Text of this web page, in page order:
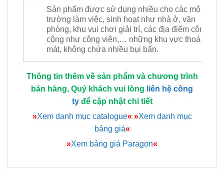
Sản phẩm được sử dụng nhiều cho các môi
trường làm việc, sinh hoạt như nhà ở, văn
phòng, khu vui chơi giải trí, các địa điểm công
cộng như công viên,… những khu vực thoáng
mát, không chứa nhiều bụi bẩn.
Thông tin thêm về sản phẩm và chương trình
bán hàng, Quý khách vui lòng liên hệ công
tyđể cập nhật chi tiết
»Xem danh mục catalogue« »Xem danh mục
bảng giá«
»Xem bảng giá Paragon«